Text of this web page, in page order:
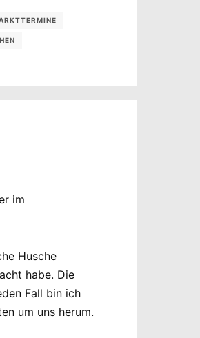
im
Husche
habe. Die
Fall bin ich
um uns herum.